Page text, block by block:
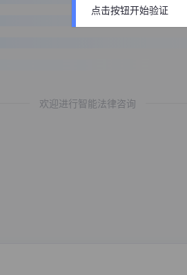
欢迎进行智能法律咨询
点击按钮开始验证